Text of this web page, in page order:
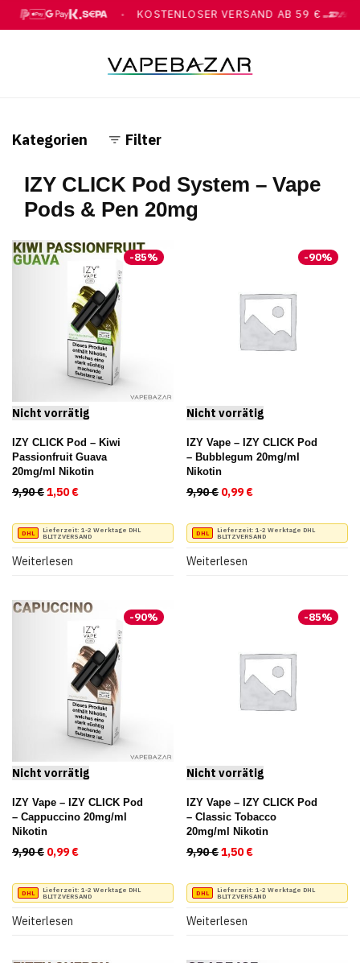
PAY, KLARNA, ÜBERWEISUNG
● KOSTENLOSER VERSAND AB 59 €
MIT DHL
Kategorien Filter
IZY CLICK Pod System – Vape
Pods & Pen 20mg
-85%
IZY CLICK Pod – Kiwi
Passionfruit Guava
20mg/ml Nikotin
9,90€Ursprünglicher Preis war: 9,90 €
1,50€ Aktueller Preis ist: 1,50 €.
Lieferzeit: 1-2 Werktage DHL
BLITZVERSAND
Weiterlesen
-90%
IZY Vape – IZY CLICK Pod
– Bubblegum 20mg/ml
Nikotin
9,90€ Ursprünglicher Preis
0,99€
Lieferzeit: 1-2 Werktage DHL
BLITZVERSAND
Weiterlesen
-90%
IZY Vape – IZY CLICK Pod
– Cappuccino 20mg/ml
Nikotin
9,90€ Ursprünglicher Preis war: 9,90 €
0,99€ Aktueller Preis ist: 0,99 €.
Lieferzeit: 1-2 Werktage DHL
BLITZVERSAND
Weiterlesen
-85%
IZY Vape – IZY CLICK Pod
– Classic Tobacco
20mg/ml Nikotin
9,90€Ursprünglicher Preis
1,50€
Lieferzeit: 1-2 Werktage DHL
BLITZVERSAND
Weiterlesen